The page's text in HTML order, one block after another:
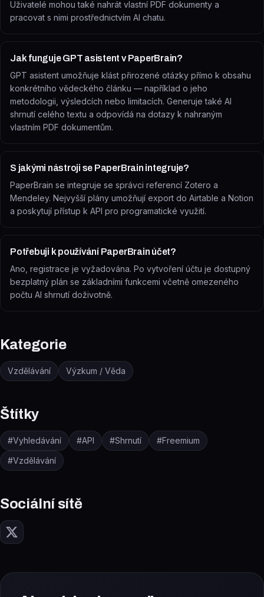
Uživatelé mohou také nahrát vlastní PDF dokumenty a
pracovat s nimi prostřednictvím AI chatu.
Jak funguje GPT asistent v PaperBrain?
GPT asistent umožňuje klást přirozené otázky přímo k obsahu
konkrétního vědeckého článku — například o jeho
metodologii, výsledcích nebo limitacích. Generuje také AI
shrnutí celého textu a odpovídá na dotazy k nahraným
vlastním PDF dokumentům.
S jakými nástroji se PaperBrain integruje?
PaperBrain se integruje se správci referencí Zotero a
Mendeley. Nejvyšší plány umožňují export do Airtable a Notion
a poskytují přístup k API pro programatické využití.
Potřebuji k používání PaperBrain účet?
Ano, registrace je vyžadována. Po vytvoření účtu je dostupný
bezplatný plán se základními funkcemi včetně omezeného
počtu AI shrnutí doživotně.
Kategorie
Vzdělávání Výzkum / Věda
Štítky
#Vyhledávání #API #Shrnutí #Freemium
#Vzdělávání
Sociální sítě